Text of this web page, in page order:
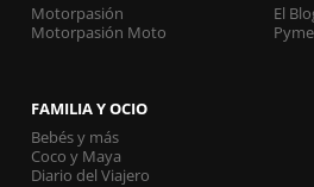
Motorpasión
Motorpasión Moto
El
FAMILIA Y OCIO
Bebés y más
Coco y Maya
Diario del Viajero